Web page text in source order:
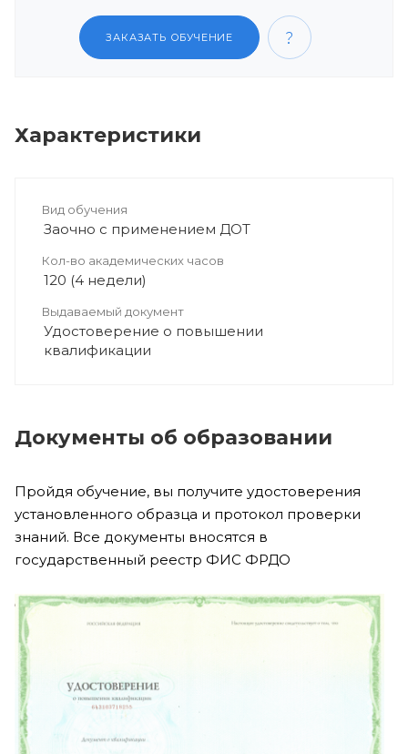
ЗАКАЗАТЬ ОБУЧЕНИЕ
Характеристики
Вид обучения
Заочно с применением ДОТ
Кол-во академических часов
120 (4 недели)
Выдаваемый документ
Удостоверение о повышении
квалификации
Документы об образовании
Пройдя обучение, вы получите удостоверения
установленного образца и протокол проверки
знаний. Все документы вносятся в
государственный реестр ФИС ФРДО